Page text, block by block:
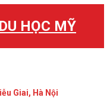
HỌC MỸ
Giai, Hà Nội